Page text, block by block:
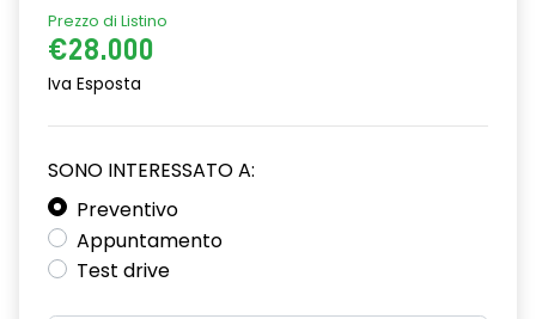
driver display 10''
eCall funzionalità soggetta a copertura di rete;
emergency lane keep assist assistenza d'emergenza al
mantenimento della corsia
fari full LED adaptative vision, con funzione fendinebbia
integrata
Prezzo di Listino
€28.000
Iva Esposta
SONO INTERESSATO A:
Preventivo
Appuntamento
Test drive